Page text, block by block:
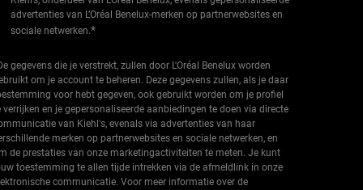
advertenties van L’Oréal Benelux-merken op partnerwebsites en
sociale netwerken.*
gegevens die je verstrekt, zullen door L'Oréal Benelux worden
om je account te beheren. Deze gegevens zullen, als je daar
voor hebt gegeven, ook gebruikt worden om je profiel
verrijken en je gepersonaliseerde aanbiedingen te doen via directe
van Kiehl's, evenals via advertenties van haar
merken op partnerwebsites en sociale netwerken, en
de prestaties van onze marketingactiviteiten te meten. Je kunt
toestemming te allen tijde intrekken via de afmeldlink in onze
communicatie. Voor meer informatie over de